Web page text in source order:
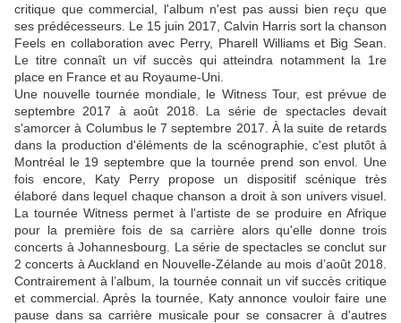
critique que commercial, l'album n'est pas aussi bien reçu que
ses prédécesseurs. Le 15 juin 2017, Calvin Harris sort la chanson
Feels en collaboration avec Perry, Pharell Williams et Big Sean.
Le titre connaît un vif succès qui atteindra notamment la 1re
place en France et au Royaume-Uni.
Une nouvelle tournée mondiale, le Witness Tour, est prévue de
septembre 2017 à août 2018. La série de spectacles devait
s'amorcer à Columbus le 7 septembre 2017. À la suite de retards
dans la production d'éléments de la scénographie, c'est plutôt à
Montréal le 19 septembre que la tournée prend son envol. Une
fois encore, Katy Perry propose un dispositif scénique très
élaboré dans lequel chaque chanson a droit à son univers visuel.
La tournée Witness permet à l'artiste de se produire en Afrique
pour la première fois de sa carrière alors qu'elle donne trois
concerts à Johannesbourg. La série de spectacles se conclut sur
2 concerts à Auckland en Nouvelle-Zélande au mois d’août 2018.
Contrairement à l’album, la tournée connait un vif succès critique
et commercial. Après la tournée, Katy annonce vouloir faire une
pause dans sa carrière musicale pour se consacrer à d'autres